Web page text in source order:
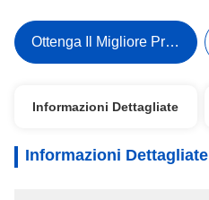
Ottenga Il Migliore Prezzo
Informazioni Dettagliate
Informazioni Dettagliate